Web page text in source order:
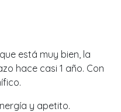
está muy bien, la
hace casi 1 año. Con
y apetito.